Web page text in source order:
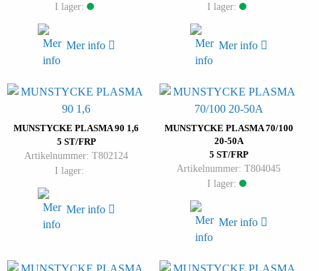
I lager:
Mer info
I lager:
Mer info
MUNSTYCKE PLASMA 90 1,6
5 ST/FRP
Artikelnummer: T802124
I lager:
Mer info
MUNSTYCKE PLASMA 70/100
20-50A
5 ST/FRP
Artikelnummer: T804045
I lager:
Mer info